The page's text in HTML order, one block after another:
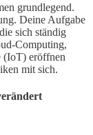
grundlegend.
Deine Aufgabe
sich ständig
Computing,
(IoT) eröffnen
mit sich.